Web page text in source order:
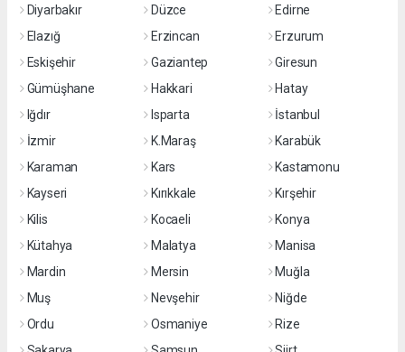
Diyarbakır
Düzce
Edirne
Elazığ
Erzincan
Erzurum
Eskişehir
Gaziantep
Giresun
Gümüşhane
Hakkari
Hatay
Iğdır
Isparta
İstanbul
İzmir
K.Maraş
Karabük
Karaman
Kars
Kastamonu
Kayseri
Kırıkkale
Kırşehir
Kilis
Kocaeli
Konya
Kütahya
Malatya
Manisa
Mardin
Mersin
Muğla
Muş
Nevşehir
Niğde
Ordu
Osmaniye
Rize